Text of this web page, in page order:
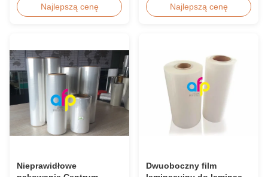
zarysowania, z dwustronną
obróbką koronową, szerokość
przemysłowego laminowania po
prasowaniu z doskonałą
odpornością na ścieranie.
Najlepszą cenę
Screen/Offset/Gravure/Intaglio
Printing Supported Metalized
film is suitable for various
printing types including offset
printing, screen ...
Najlepszą cenę
Nieprawidłowe
Dwuoboczny film